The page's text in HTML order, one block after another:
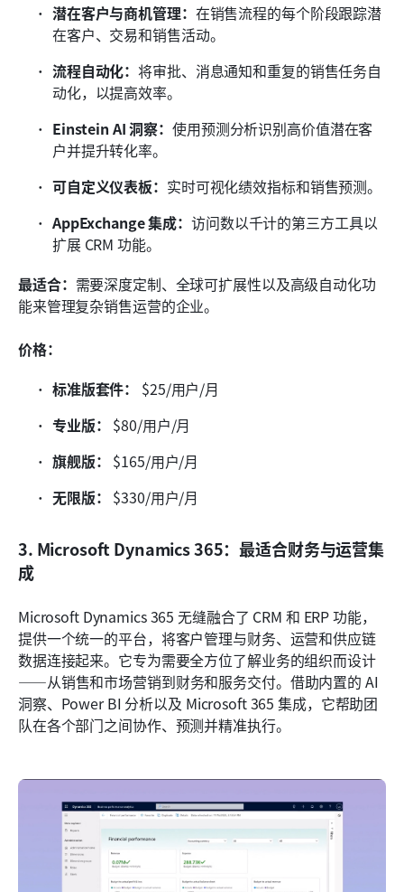
潜在客户与商机管理： 在销售流程的每个阶段跟踪潜
在客户、交易和销售活动。
流程自动化：将审批、消息通知和重复的销售任务自
动化，以提高效率。
Einstein AI 洞察：使用预测分析识别高价值潜在客
户并提升转化率。
可自定义仪表板： 实时可视化绩效指标和销售预测。
AppExchange 集成：访问数以千计的第三方工具以
扩展 CRM 功能。
最适合： 需要深度定制、全球可扩展性以及高级自动化功
能来管理复杂销售运营的企业。
价格：
标准版套件：
$25/用户/月
专业版： $80/用户/月
旗舰版： $165/用户/月
无限版： $330/用户/月
3. Microsoft Dynamics 365：最适合财务与运营集
成
Microsoft Dynamics 365 无缝融合了 CRM 和 ERP 功能，
提供一个统一的平台，将客户管理与财务、运营和供应链
数据连接起来。它专为需要全方位了解业务的组织而设计
——从销售和市场营销到财务和服务交付。借助内置的 AI
洞察、Power BI 分析以及 Microsoft 365 集成，它帮助团
队在各个部门之间协作、预测并精准执行。